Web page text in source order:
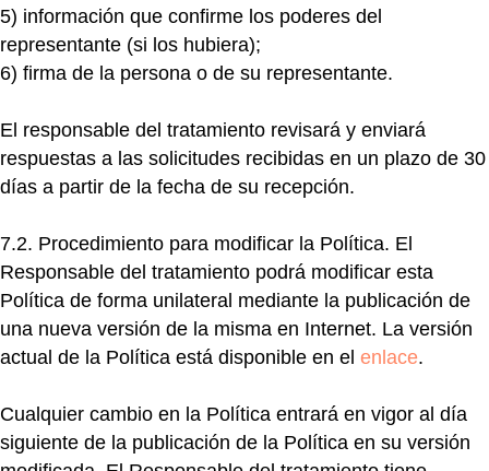
5) información que confirme los poderes del
representante (si los hubiera);
6) firma de la persona o de su representante.
El responsable del tratamiento revisará y enviará
respuestas a las solicitudes recibidas en un plazo de 30
días a partir de la fecha de su recepción.
7.2. Procedimiento para modificar la Política. El
Responsable del tratamiento podrá modificar esta
Política de forma unilateral mediante la publicación de
una nueva versión de la misma en Internet. La versión
actual de la Política está disponible en el enlace.
Cualquier cambio en la Política entrará en vigor al día
siguiente de la publicación de la Política en su versión